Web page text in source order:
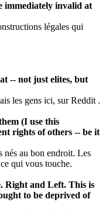
immediately invalid at
légales qui
-- not just elites, but
les gens ici, sur Reddit .
(I use this
rights of others -- be it
nés au bon endroit. Les
qui vous touche.
Right and Left. This is
to be deprived of